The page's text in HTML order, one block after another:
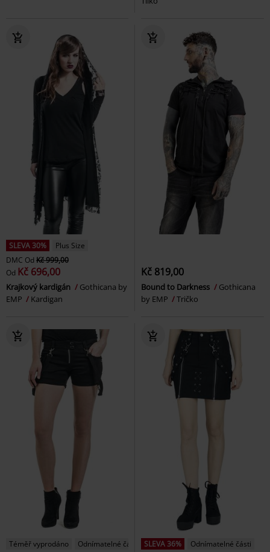
SLEVA 30%
Plus Size
DMC Od Kč 999,00
Od Kč 696,00
Krajkový kardigán
Gothicana by
EMP
Kardigan
Kč 819,00
Bound to Darkness
Gothicana
by EMP
Tričko
Téměř vyprodáno
Odnímatelné části
SLEVA 36%
Odnímatelné části